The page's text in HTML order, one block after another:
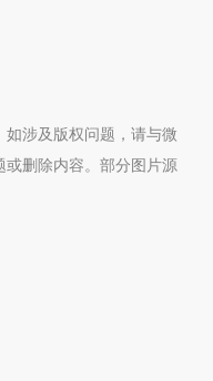
涉及版权问题，请与微
删除内容。部分图片源